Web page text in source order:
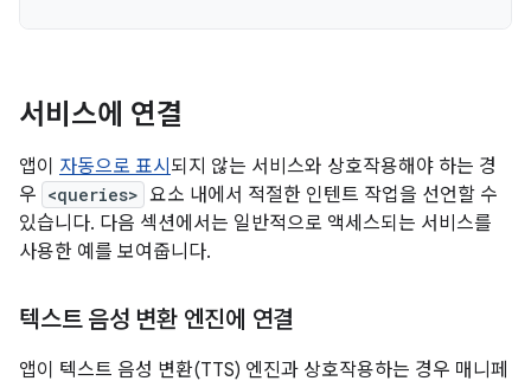
서비스에 연결
앱이 자동으로 표시 되지 않는 서비스와 상호작용해야 하는 경
우 <queries> 요소 내에서 적절한 인텐트 작업을 선언할 수
있습니다. 다음 섹션에서는 일반적으로 액세스되는 서비스를
사용한 예를 보여줍니다.
텍스트 음성 변환 엔진에 연결
앱이 텍스트 음성 변환(TTS) 엔진과 상호작용하는 경우 매니페